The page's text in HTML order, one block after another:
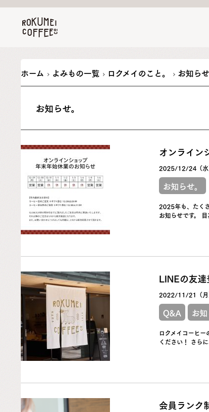
ホーム よみもの一覧 ロクメイのこと。 お知らせ
お知らせ。
オンライン
2025/12/24（水
お知らせ。
2025年も、たく
お知らせです。
LINEの友達
2022/11/21（月
Q&A お知
ロクメイコーヒ
ください！ さら
会員ランク